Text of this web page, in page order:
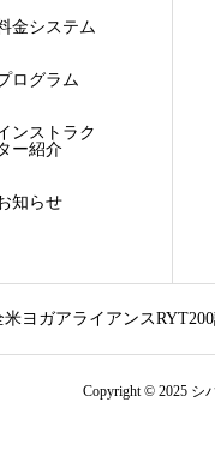
金システム
ログラム
ンストラク
ー紹介
知らせ
米ヨガアライアンス
Copyright © 2025 シ